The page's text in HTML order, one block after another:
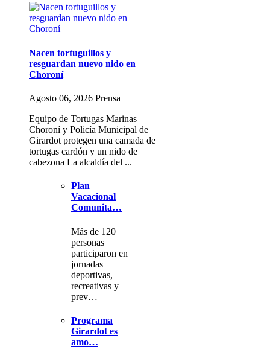
Nacen tortuguillos y
resguardan nuevo nido en
Choroní
Agosto 06, 2026 Prensa
Equipo de Tortugas Marinas
Choroní y Policía Municipal de
Girardot protegen una camada de
tortugas cardón y un nido de
cabezona La alcaldía del ...
Plan
Vacacional
Comunita…
Más de 120
personas
participaron en
jornadas
deportivas,
recreativas y
prev…
Programa
Girardot es
amo…